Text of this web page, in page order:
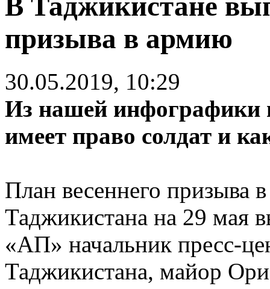
В Таджикистане
призыва в армию
30.05.2019, 10:29
Из нашей инфографики
имеет право солдат и
План весеннего призыва
Таджикистана на 29 мая
«АП» начальник пресс-
Таджикистана, майор